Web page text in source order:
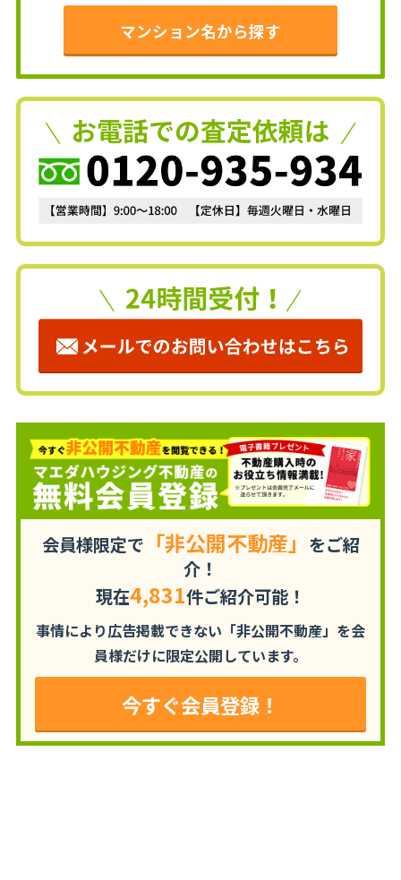
マンション名から探す
会員様限定で 「非公開不動産」 をご紹
介！
現在4,831件ご紹介可能！
事情により広告掲載できない「非公開不動産」を会
員様だけに限定公開しています。
今すぐ会員登録！